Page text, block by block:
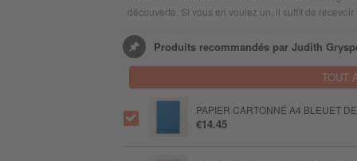
découverte. Si vous en voulez un, il suffit de
Produits recommandés par Judith
TOUT
PAPIER CARTONNÉ A4 BLEUET
€14.45